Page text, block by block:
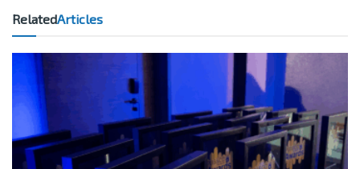
RelatedArticles